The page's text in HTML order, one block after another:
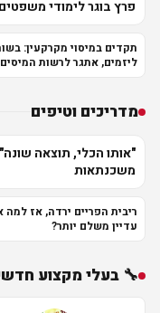
פרץ בוגר לימודי משפטים
תקדים במיסוי מקרקעין:
ליזמים, אתגר לרשות המיסים
מדריכים וטיפים
"אותו הכלי, תוצאה
משכנתאות
ריבית הפריים ירדה, אז למה
עדיין משלם יותר?
🔧 בעלי מקצוע